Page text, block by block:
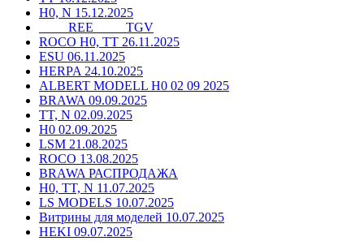
H0, N 15.12.2025
____ REE ____ TGV
ROCO H0, TT 26.11.2025
ESU 06.11.2025
HERPA 24.10.2025
ALBERT MODELL H0 02 09 2025
BRAWA 09.09.2025
TT, N 02.09.2025
H0 02.09.2025
LSM 21.08.2025
ROCO 13.08.2025
BRAWA РАСПРОДАЖА
H0, TT, N 11.07.2025
LS MODELS 10.07.2025
Витрины для моделей 10.07.2025
HEKI 09.07.2025